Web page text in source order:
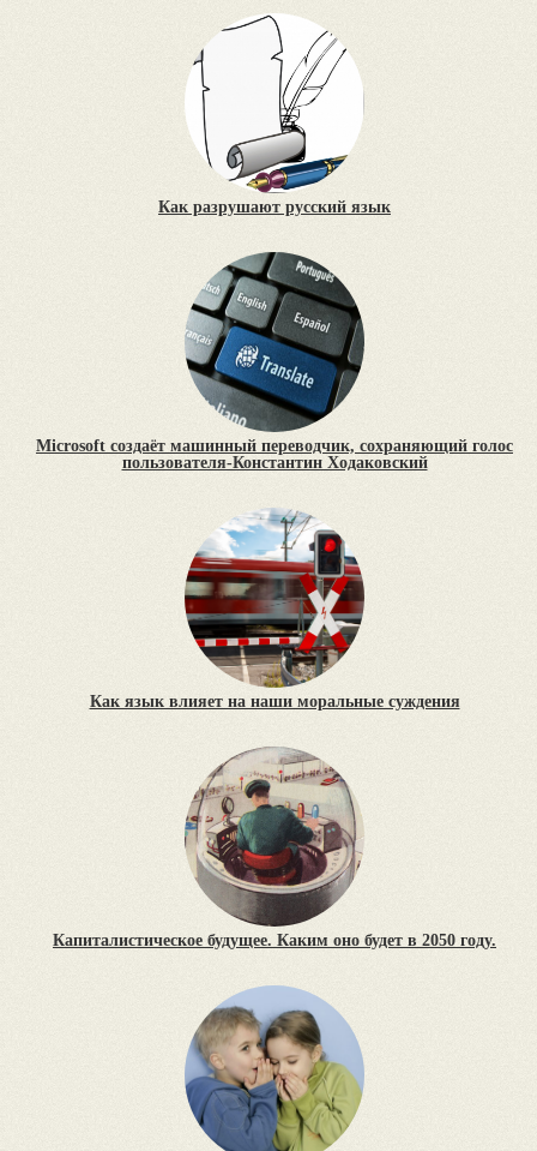
Как разрушают русский язык
Microsoft создаёт машинный переводчик, сохраняющий голос
пользователя-Константин Ходаковский
Как язык влияет на наши моральные суждения
Капиталистическое будущее. Каким оно будет в 2050 году.